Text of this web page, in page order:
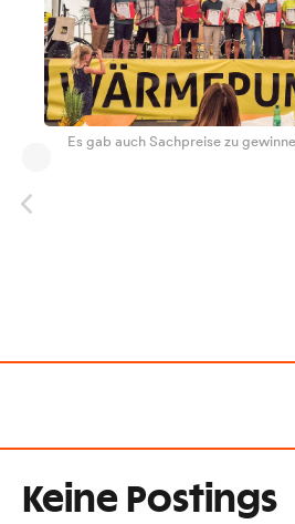
Es gab auch Sachpreise zu
Keine Postings